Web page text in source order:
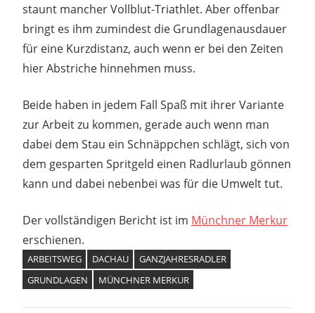
staunt mancher Vollblut-Triathlet. Aber offenbar
bringt es ihm zumindest die Grundlagenausdauer
für eine Kurzdistanz, auch wenn er bei den Zeiten
hier Abstriche hinnehmen muss.
Beide haben in jedem Fall Spaß mit ihrer Variante
zur Arbeit zu kommen, gerade auch wenn man
dabei dem Stau ein Schnäppchen schlägt, sich von
dem gesparten Spritgeld einen Radlurlaub gönnen
kann und dabei nebenbei was für die Umwelt tut.
Der vollständigen Bericht ist im Münchner Merkur
erschienen.
ARBEITSWEG DACHAU
GANZJAHRESRADLER
GRUNDLAGEN
MÜNCHNER MERKUR